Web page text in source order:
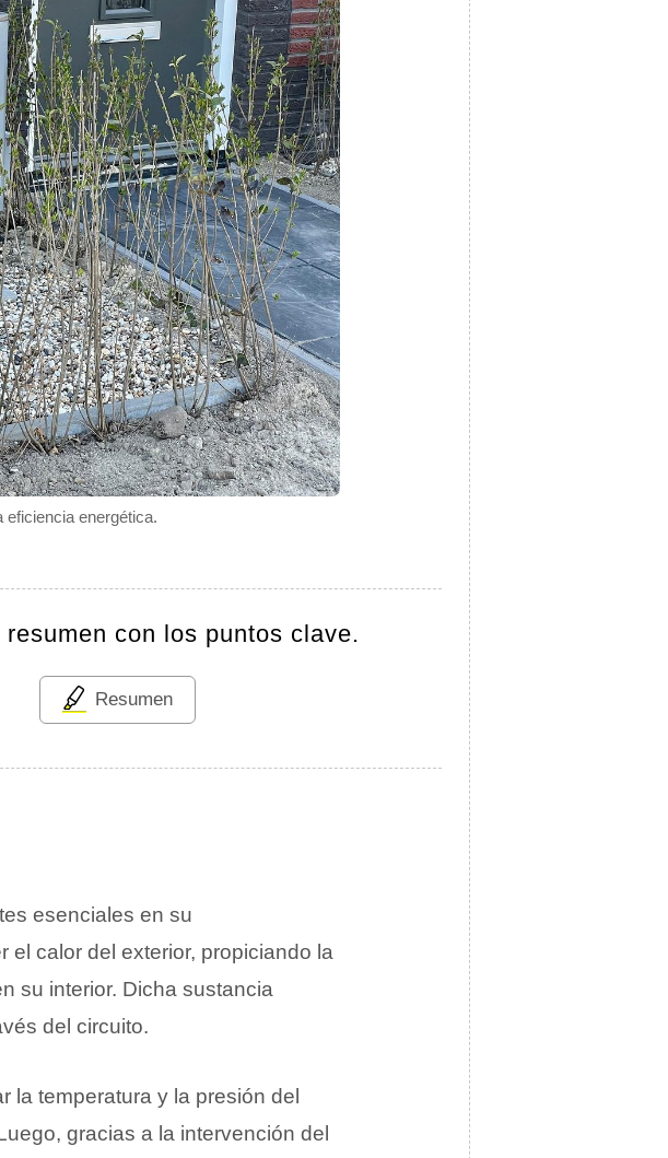
eficiencia energética.
con los puntos clave.
Resumen
esenciales en su
el calor del exterior, propiciando la
su interior. Dicha sustancia
del circuito.
la temperatura y la presión del
gracias a la intervención del